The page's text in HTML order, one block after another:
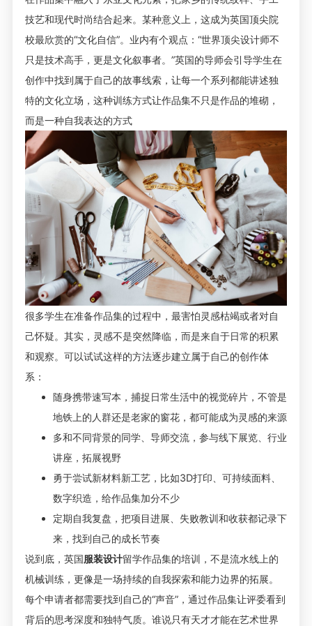
技艺和现代时尚结合起来。某种意义上，这成为英国顶尖院
校最欣赏的“文化自信”。业内有个观点：“世界顶尖设计师不
只是技术高手，更是文化叙事者。”英国的导师会引导学生在
创作中找到属于自己的故事线索，让每一个系列都能讲述独
特的文化立场，这种训练方式让作品集不只是作品的堆砌，
而是一种自我表达的方式
很多学生在准备作品集的过程中，最害怕灵感枯竭或者对自
己怀疑。其实，灵感不是突然降临，而是来自于日常的积累
和观察。可以试试这样的方法逐步建立属于自己的创作体
系：
随身携带速写本，捕捉日常生活中的视觉碎片，不管是
地铁上的人群还是老家的窗花，都可能成为灵感的来源
多和不同背景的同学、导师交流，参与线下展览、行业
讲座，拓展视野
勇于尝试新材料新工艺，比如3D打印、可持续面料、
数字织造，给作品集加分不少
定期自我复盘，把项目进展、失败教训和收获都记录下
来，找到自己的成长节奏
说到底，英国服装设计留学作品集的培训，不是流水线上的
机械训练，更像是一场持续的自我探索和能力边界的拓展。
每个申请者都需要找到自己的“声音”，通过作品集让评委看到
背后的思考深度和独特气质。谁说只有天才才能在艺术世界